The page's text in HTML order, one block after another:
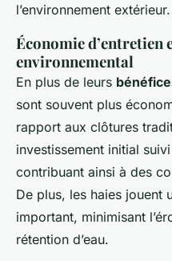
l’environnement extérieur.
Économie d’entretien
environnemental
En plus de leurs
sont souvent plus
rapport aux clôtures
investissement initial
contribuant ainsi à des
De plus, les haies jouent
important, minimisant
rétention d’eau.